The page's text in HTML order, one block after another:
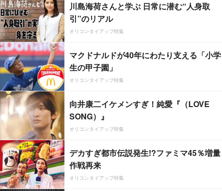
川島海荷さんと学ぶ 日常に潜む“人身取
引”のリアル
オリコンタイアップ特集
マクドナルドが40年にわたり支える「小学
生の甲子園」
オリコンタイアップ特集
向井康二イケメンすぎ！純愛『（LOVE
SONG）』
オリコンタイアップ特集
デカすぎ都市伝説発生!?ファミマ45％増量
作戦再来
オリコンタイアップ特集